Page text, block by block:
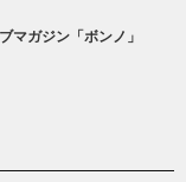
マガジン「ボンノ」